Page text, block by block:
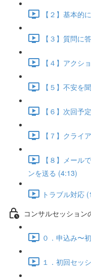
【２】基本的
【３】質問に
【４】アクシ
【５】不安を
【６】次回予
【７】クライ
【８】メール
ンを送る (4:13)
トラブル対応
コンサルセッション
０．申込み〜
１．初回セッ